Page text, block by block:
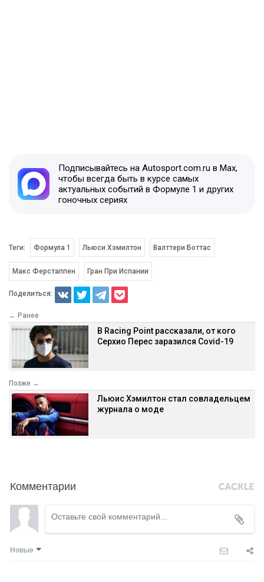
Подписывайтесь на Autosport.com.ru в Max,
чтобы всегда быть в курсе самых
актуальных событий в Формуле 1 и других
гоночных сериях
Теги: Формула 1 Льюси Хэмилтон Валттери Боттас
Макс Ферстаппен Гран При Испании
Поделиться:
← Ранее
В Racing Point рассказали, от кого
Серхио Перес заразился Covid-19
Позже →
Льюис Хэмилтон стал совладельцем
журнала о моде
Комментарии
Новые